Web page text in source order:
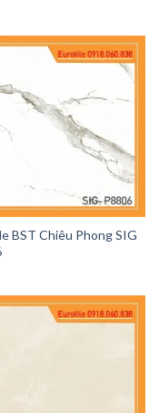
BST Chiêu Phong SIG